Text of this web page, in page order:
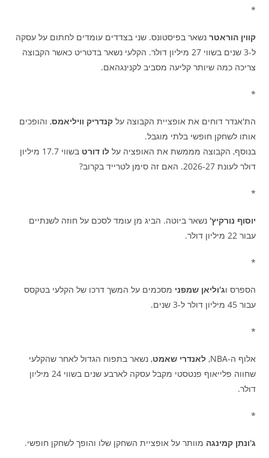
*
קווין הוראטר נשאר בפיסטונס. שני בצדדים עומדים לחתום על עסקה
ל-3 שנים בשווי 27 מיליון דולר. הקלעי נשאר בדטריט כאשר הקבוצה
צריכה כמה שיותר קליעה מסביב לקנינגהאם.
*
הת'אנדר דוחים את אופציית הקבוצה עלקנדריק וויליאמס, והופכים
אותו לשחקן חופשי בלתי מוגבל.
בנוסף, הקבוצה מממשת את האופציה עללו דורט
בשווי 17.7 מיליון
דולר לעונת 2026-27. האם זה סימן לטרייד בקרוב?
*
יוסוף נורקיץ' נשאר ביוטה. הביג מן עומד לסכם על חוזה לשנתיים
עבור 22 מיליון דולר.
*
הספרס וג'וליאן שמפני מסכמים על המשך דרכו של הקלעי בטקסס
עבור 45 מיליון דולר ל-3 שנים.
*
אלוף ה-NBA, לאנדרי שאמט, נשאר בתפוח הגדול לאחר שהקלעי
שחווה פלייאוף פנטסטי מקבל עסקה לארבע שנים בשווי 24 מיליון
דולר.
*
ג'ונתן קמינגה מוותר על אופציית השחקן שלו והופך לשחקן חופשי.